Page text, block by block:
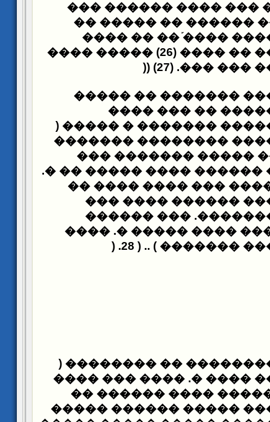
������:
������ ���
������� �����
����֡ �� �� ����
������ �� ���� �� ���� (26) ����� ����
������
)) (27) .
����� ���� ����
������ ����
������� �� ������
���� ��������
������� �����
���� ��
����� �� �.
���� �� ���� ����
���� �� �������
������ ����
���� ���� �� ���
������ ������� )
) .
����� �����
��� �� ������� ���� �.
��� ��� �������
������ �� �����